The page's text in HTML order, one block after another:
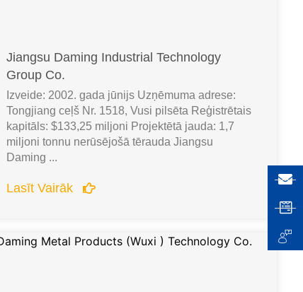
Jiangsu Daming Industrial Technology
Group Co.
Izveide: 2002. gada jūnijs Uzņēmuma adrese:
Tongjiang ceļš Nr. 1518, Vusi pilsēta Reģistrētais
kapitāls: $133,25 miljoni Projektētā jauda: 1,7
miljoni tonnu nerūsējošā tērauda Jiangsu
Daming ...
Lasīt Vairāk